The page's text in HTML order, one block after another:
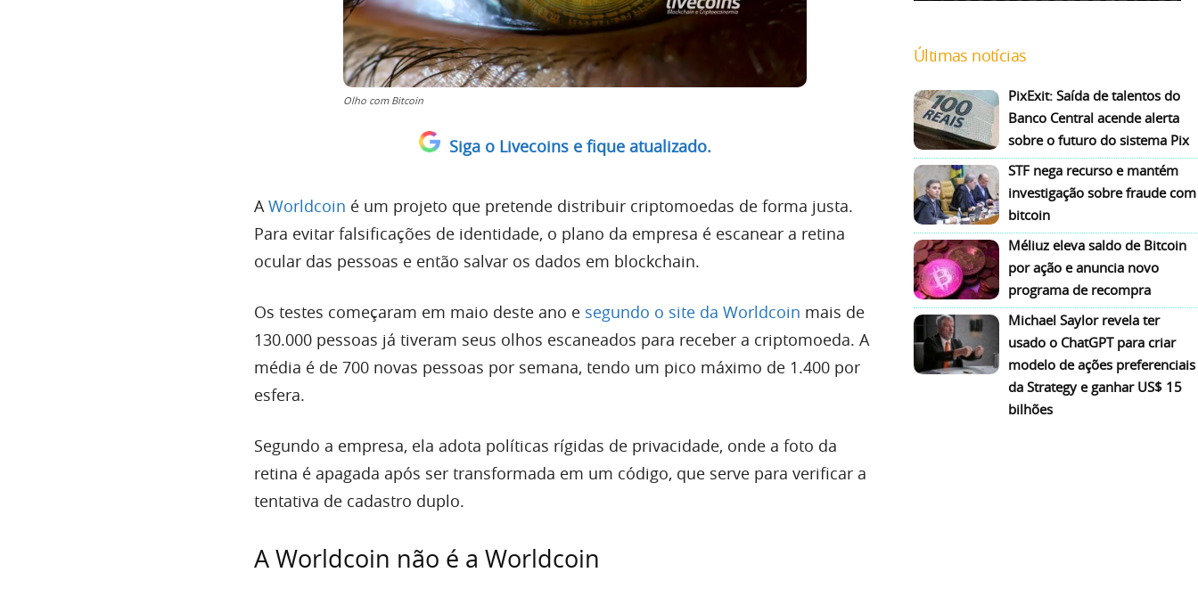
Olho com Bitcoin
Siga o Livecoins e fique atualizado.
A Worldcoin é um projeto que pretende distribuir criptomoedas de forma justa.
Para evitar falsificações de identidade, o plano da empresa é escanear a retina
ocular das pessoas e então salvar os dados em blockchain.
Os testes começaram em maio deste ano e segundo o site da Worldcoin mais de
130.000 pessoas já tiveram seus olhos escaneados para receber a criptomoeda. A
média é de 700 novas pessoas por semana, tendo um pico máximo de 1.400 por
esfera.
Segundo a empresa, ela adota políticas rígidas de privacidade, onde a foto da
retina é apagada após ser transformada em um código, que serve para verificar a
tentativa de cadastro duplo.
A Worldcoin não é a Worldcoin
Últimas notícias
PixExit: Saída de talentos do
Banco Central acende alerta
sobre o futuro do sistema Pix
STF nega recurso e mantém
investigação sobre fraude com
bitcoin
Méliuz eleva saldo de Bitcoin
por ação e anuncia novo
programa de recompra
Michael Saylor revela ter
usado o ChatGPT para criar
modelo de ações preferenciais
da Strategy e ganhar US$ 15
bilhões